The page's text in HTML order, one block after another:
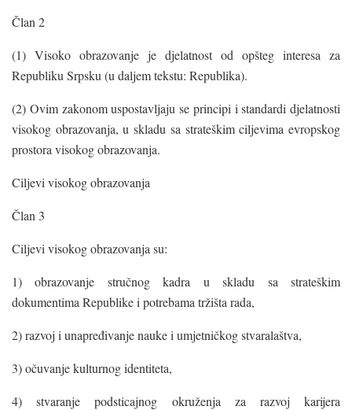
Član 2
(1) Visoko obrazovanje je djelatnost od opšteg interesa za
Republiku Srpsku (u daljem tekstu: Republika).
(2) Ovim zakonom uspostavljaju se principi i standardi djelatnosti
visokog obrazovanja, u skladu sa strateškim ciljevima evropskog
prostora visokog obrazovanja.
Ciljevi visokog obrazovanja
Član 3
Ciljevi visokog obrazovanja su:
1) obrazovanje stručnog kadra u skladu sa strateškim
dokumentima Republike i potrebama tržišta rada,
2) razvoj i unapređivanje nauke i umjetničkog stvaralaštva,
3) očuvanje kulturnog identiteta,
4) stvaranje podsticajnog okruženja za razvoj karijera